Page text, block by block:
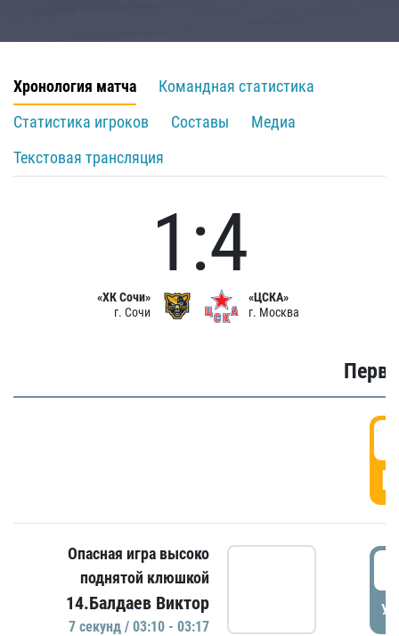
Хронология матча
Командная статистика
Статистика игроков
Составы
Медиа
Текстовая трансляция
«ХК Сочи»
г. Сочи
1:4
«ЦСКА»
г. Москва
Опасная игра высоко
поднятой клюшкой
14.Балдаев Виктор
7 секунд / 03:10 - 03:17